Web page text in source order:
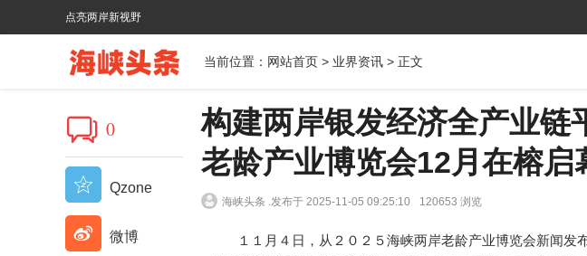
点亮两岸新视野
当前位置： 网站首页 > 业界资讯 > 正文
构建两岸银发经济全产业链
老龄产业博览会12月在榕启
海峡头条 .发布于 2025-11-05 09:25:10 120653 浏览
１１月４日，从 ２０２５海峡两岸老龄产业博览会新闻发
0
Qzone
微博